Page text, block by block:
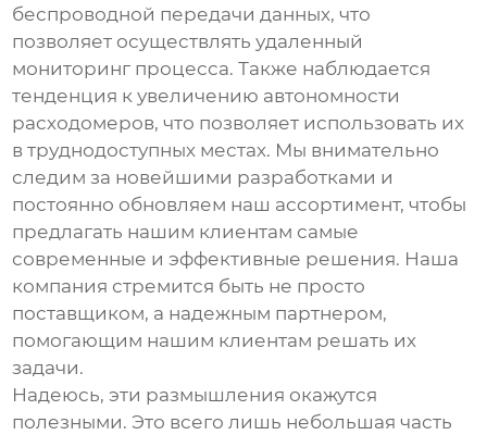
беспроводной передачи данных, что
позволяет осуществлять удаленный
мониторинг процесса. Также наблюдается
тенденция к увеличению автономности
расходомеров, что позволяет использовать их
в труднодоступных местах. Мы внимательно
следим за новейшими разработками и
постоянно обновляем наш ассортимент, чтобы
предлагать нашим клиентам самые
современные и эффективные решения. Наша
компания стремится быть не просто
поставщиком, а надежным партнером,
помогающим нашим клиентам решать их
задачи.
Надеюсь, эти размышления окажутся
полезными. Это всего лишь небольшая часть